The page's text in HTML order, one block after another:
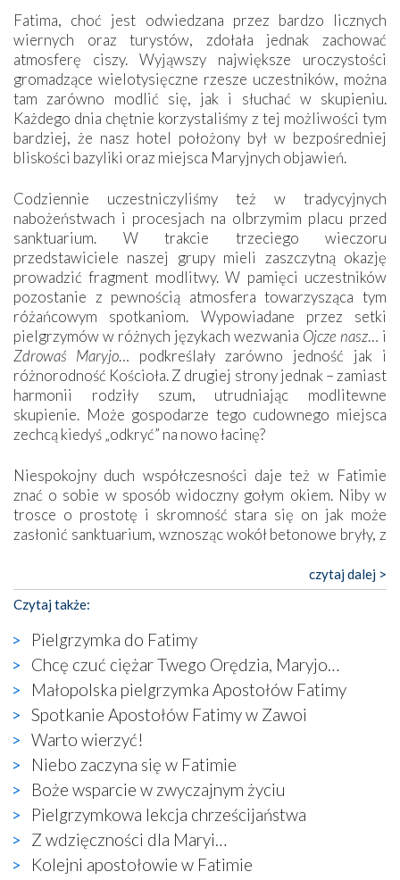
Fatima, choć jest odwiedzana przez bardzo licznych
wiernych oraz turystów, zdołała jednak zachować
atmosferę ciszy. Wyjąwszy największe uroczystości
gromadzące wielotysięczne rzesze uczestników, można
tam zarówno modlić się, jak i słuchać w skupieniu.
Każdego dnia chętnie korzystaliśmy z tej możliwości tym
bardziej, że nasz hotel położony był w bezpośredniej
bliskości bazyliki oraz miejsca Maryjnych objawień.
Codziennie uczestniczyliśmy też w tradycyjnych
nabożeństwach i procesjach na olbrzymim placu przed
sanktuarium. W trakcie trzeciego wieczoru
przedstawiciele naszej grupy mieli zaszczytną okazję
prowadzić fragment modlitwy. W pamięci uczestników
pozostanie z pewnością atmosfera towarzysząca tym
różańcowym spotkaniom. Wypowiadane przez setki
pielgrzymów w różnych językach wezwania Ojcze nasz… i
Zdrowaś Maryjo… podkreślały zarówno jedność jak i
różnorodność Kościoła. Z drugiej strony jednak – zamiast
harmonii rodziły szum, utrudniając modlitewne
skupienie. Może gospodarze tego cudownego miejsca
zechcą kiedyś „odkryć” na nowo łacinę?
Niespokojny duch współczesności daje też w Fatimie
znać o sobie w sposób widoczny gołym okiem. Niby w
trosce o prostotę i skromność stara się on jak może
zasłonić sanktuarium, wznosząc wokół betonowe bryły, z
katolickiego kultu. Tylko co wspólnego z żywą,
autentyczną wiarą mogą mieć płaskie, szare bunkry albo
kaplice, w których Tabernakulum przypomina bardziej
skrzynkę na narzędzia? Albo co powiedzieć o ustawionym
tuż przy nowej bazylice wielkim krzyżu, na którym
zamiast Chrystusa umieszczono dziwaczną postać jakby
wyjętą ze starożytnych hieroglifów? W kulturowym
kontekście naszych czasów to raczej karykatura niż godny
wizerunek Zbawiciela…
Zatem nawet w bezpośrednim otoczeniu sanktuarium
naocznie przekonaliśmy się, że wewnątrz Kościoła toczy
się ogromna walka o kształt katolicyzmu i o serca
wierzących. Do czego to zmaganie może prowadzić,
widzieliśmy w urokliwym, niewielkim mieście Obidos,
gdzie w miejscu dawnego kościoła działa dzisiaj…
księgarnia.
czytaj dalej >
Czytaj także:
Pielgrzymka do Fatimy
Chcę czuć ciężar Twego Orędzia, Maryjo…
Małopolska pielgrzymka Apostołów Fatimy
Spotkanie Apostołów Fatimy w Zawoi
Warto wierzyć!
Niebo zaczyna się w Fatimie
Boże wsparcie w zwyczajnym życiu
Pielgrzymkowa lekcja chrześcijaństwa
Z wdzięczności dla Maryi…
Kolejni apostołowie w Fatimie